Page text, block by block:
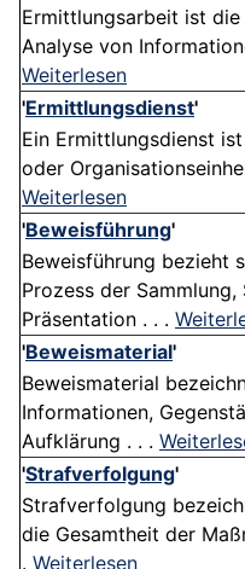
Ermittlungsarbeit ist
Analyse von
Weiterlesen
'Ermittlungsdienst'
Ein Ermittlungsdienst
oder
Weiterlesen
'Beweisführung'
Beweisführung bezieht
Prozess der
Präsentation . . .
'Beweismaterial'
Beweismaterial
Informationen,
Aufklärung . . .
'Strafverfolgung'
Strafverfolgung
die Gesamtheit der
. Weiterlesen